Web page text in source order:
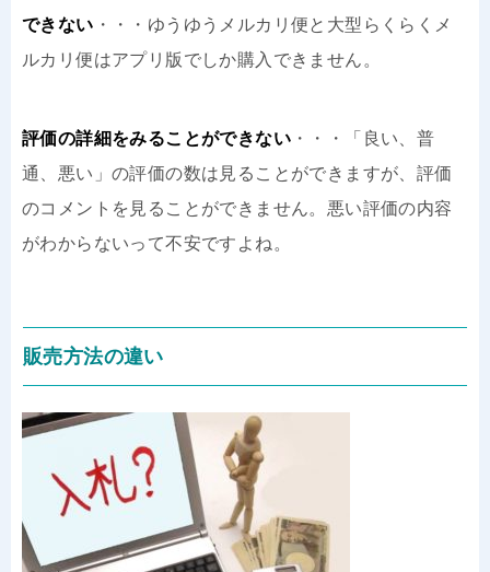
できない ・・・ゆうゆうメルカリ便と大型らくらくメ
ルカリ便はアプリ版でしか購入できません。
評価の詳細をみることができない ・・・「良い、普
通、悪い」の評価の数は見ることができますが、評価
のコメントを見ることができません。悪い評価の内容
がわからないって不安ですよね。
販売方法の違い